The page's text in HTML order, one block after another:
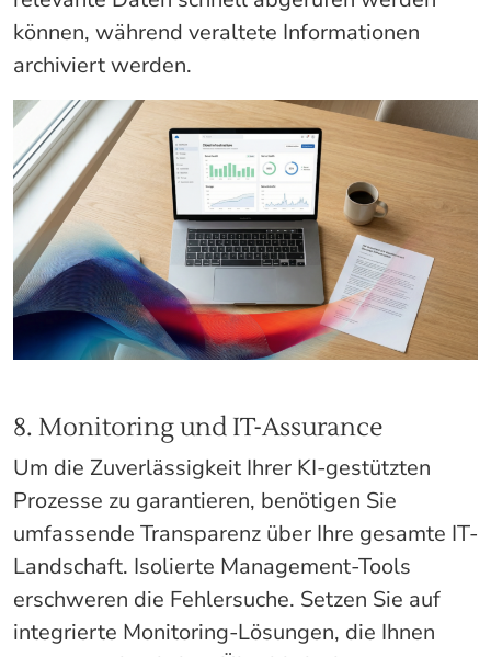
können, während veraltete Informationen
archiviert werden.
8. Monitoring und IT-Assurance
Um die Zuverlässigkeit Ihrer KI-gestützten
Prozesse zu garantieren, benötigen Sie
umfassende Transparenz über Ihre gesamte IT-
Landschaft. Isolierte Management-Tools
erschweren die Fehlersuche. Setzen Sie auf
integrierte Monitoring-Lösungen, die Ihnen